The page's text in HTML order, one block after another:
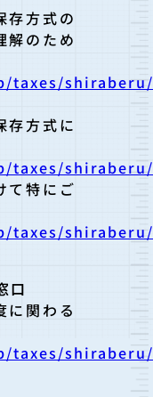
存方式の
解のため
taxes/
存方式に
taxes/
て特にご
taxes/
口
に関わる
taxes/